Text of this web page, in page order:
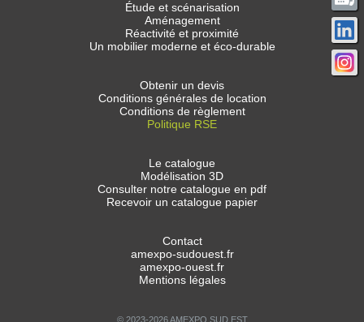
Étude et scénarisation
Aménagement
Réactivité et proximité
Un mobilier moderne et éco-durable
Obtenir un devis
Conditions générales de location
Conditions de règlement
Politique RSE
Le catalogue
Modélisation 3D
Consulter notre catalogue en pdf
Recevoir un catalogue papier
Contact
amexpo-sudouest.fr
amexpo-ouest.fr
Mentions légales
© 2023-2026 AMEXPO SUD EST